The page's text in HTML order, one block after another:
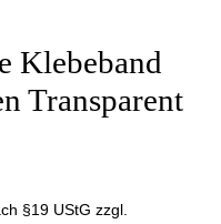
Klebeband
Transparent
§19 UStG zzgl.